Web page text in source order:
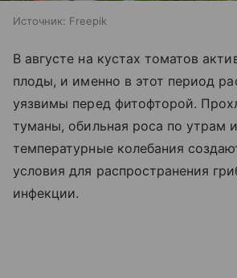
Источник: Freepik
В августе на кустах томатов
плоды, и именно в этот период
уязвимы перед фитофторой.
туманы, обильная роса по утрам
температурные колебания
условия для распространения
инфекции.